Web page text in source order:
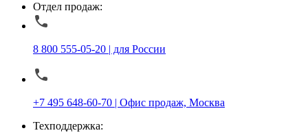
Отдел продаж:
8 800 555-05-20 | для России
+7 495 648-60-70 | Офис продаж, Москва
Техподдержка: